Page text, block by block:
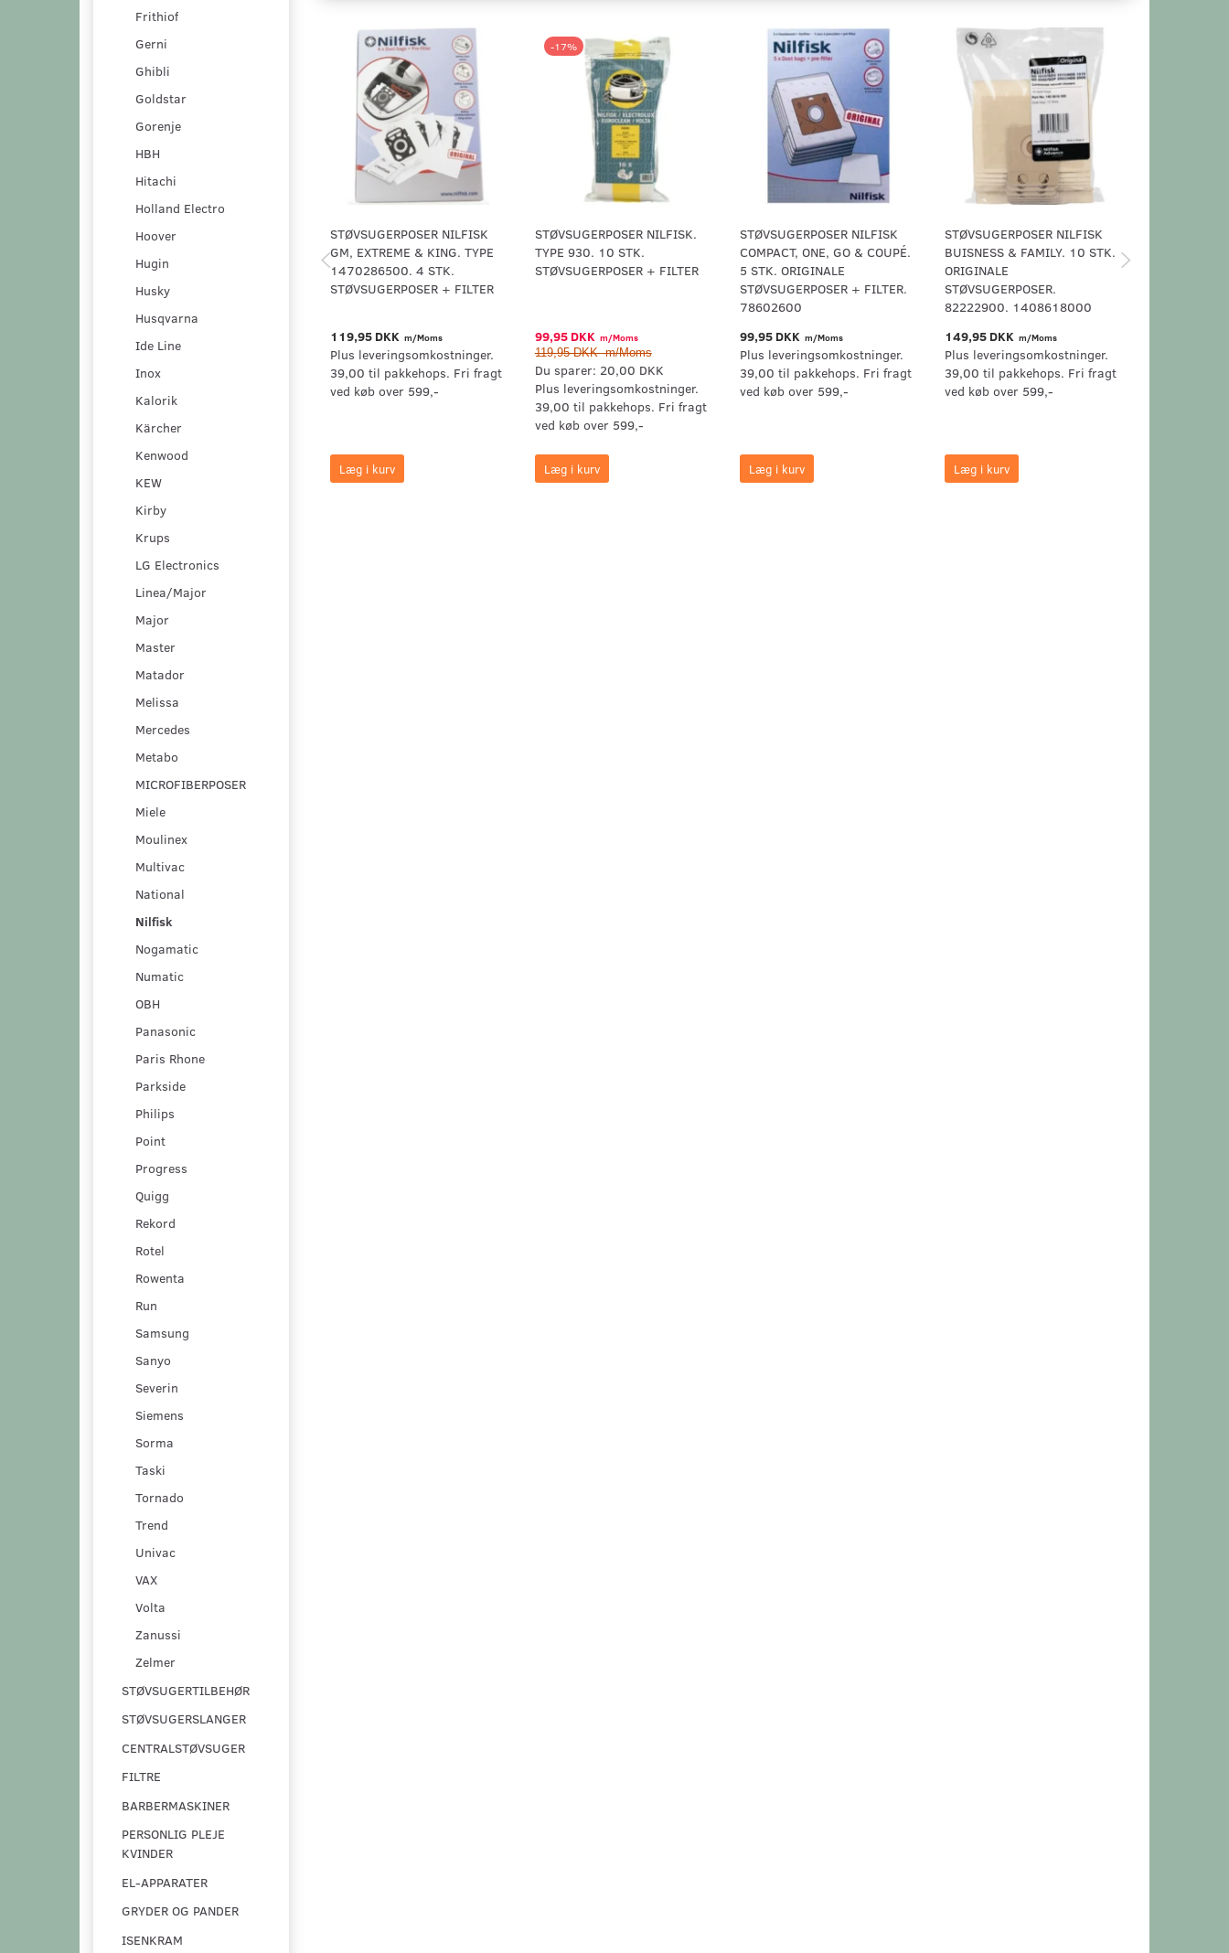
Frithiof
Gerni
Ghibli
Goldstar
Gorenje
HBH
Hitachi
Holland Electro
Hoover
Hugin
Husky
Husqvarna
Ide Line
Inox
Kalorik
Kärcher
Kenwood
KEW
Kirby
Krups
LG Electronics
Linea/Major
Major
Master
Matador
Melissa
Mercedes
Metabo
MICROFIBERPOSER
Miele
Moulinex
Multivac
National
Nilfisk
Nogamatic
Numatic
OBH
Panasonic
Paris Rhone
Parkside
Philips
Point
Progress
Quigg
Rekord
Rotel
Rowenta
Run
Samsung
Sanyo
Severin
Siemens
Sorma
Taski
Tornado
Trend
Univac
VAX
Volta
Zanussi
Zelmer
STØVSUGERTILBEHØR
STØVSUGERSLANGER
CENTRALSTØVSUGER
FILTRE
BARBERMASKINER
PERSONLIG PLEJE
KVINDER
EL-APPARATER
GRYDER OG PANDER
ISENKRAM
STØVSUGERPOSER NILFISK
GM, EXTREME & KING. TYPE
1470286500. 4 STK.
STØVSUGERPOSER + FILTER
119,95 DKK m/Moms
Plus leveringsomkostninger.
39,00 til pakkehops. Fri fragt
ved køb over 599,-
Læg i kurv
-17%
STØVSUGERPOSER NILFISK.
TYPE 930. 10 STK.
STØVSUGERPOSER + FILTER
99,95 DKK m/Moms
119,95 DKKm/Moms
Du sparer: 20,00 DKK
Plus leveringsomkostninger.
39,00 til pakkehops. Fri fragt
ved køb over 599,-
Læg i kurv
STØVSUGERPOSER NILFISK
COMPACT, ONE, GO & COUPÉ.
5 STK. ORIGINALE
STØVSUGERPOSER + FILTER.
78602600
99,95 DKK m/Moms
Plus leveringsomkostninger.
39,00 til pakkehops. Fri fragt
ved køb over 599,-
Læg i kurv
STØVSUGERPOSER NILFISK
BUISNESS & FAMILY. 10 STK.
ORIGINALE
STØVSUGERPOSER.
82222900. 1408618000
149,95 DKK m/Moms
Plus leveringsomkostninger.
39,00 til pakkehops. Fri fragt
ved køb over 599,-
Læg i kurv